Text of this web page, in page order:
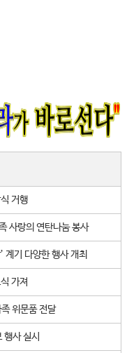
거행
사랑의 연탄나눔 봉사
계기 다양한 행사 개최
가져
위문품 전달
사 실시